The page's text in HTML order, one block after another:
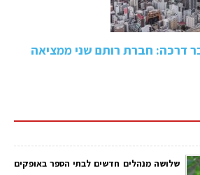
דרכה: חברת רותם שני ממציאה
שלושה מנהלים חדשים לבתי הספר באופקים